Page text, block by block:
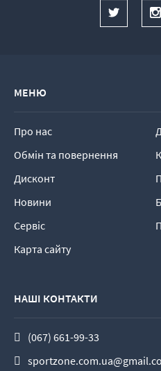
МЕНЮ
Про нас
Обмін та повернення
Дисконт
Новини
Сервіс
Карта сайту
НАШІ КОНТАКТИ
(067) 661-99-33